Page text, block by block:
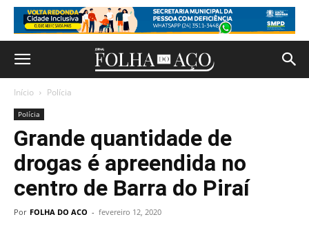
Início Polícia
Polícia
Grande quantidade de
drogas é apreendida no
centro de Barra do Piraí
Por FOLHA DO ACO - fevereiro 12, 2020